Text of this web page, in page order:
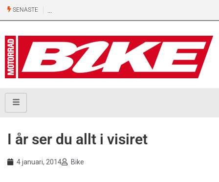
SENASTE
I år ser du allt i visiret
4 januari, 2014 Bike